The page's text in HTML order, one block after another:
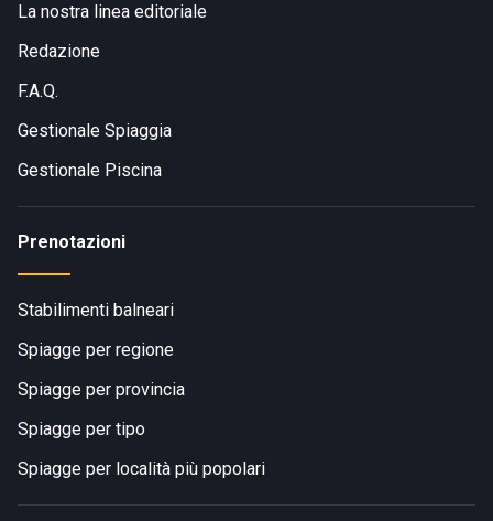
La nostra linea editoriale
Redazione
F.A.Q.
Gestionale Spiaggia
Gestionale Piscina
Prenotazioni
Stabilimenti balneari
Spiagge per regione
Spiagge per provincia
Spiagge per tipo
Spiagge per località più popolari